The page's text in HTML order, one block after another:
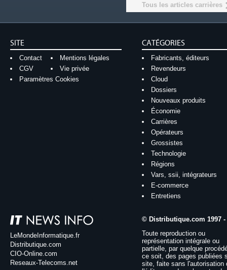
Tous les articles carrières
SITE
Contact
Mentions légales
CGV
Vie privée
Paramètres Cookies
CATÉGORIES
Fabricants, éditeurs
Revendeurs
Cloud
Dossiers
Nouveaux produits
Économie
Carrières
Opérateurs
Grossistes
Technologie
Régions
Vars, ssii, intégrateurs
E-commerce
Entretiens
LeMondeInformatique.fr
Distributique.com
CIO-Online.com
Reseaux-Telecoms.net
© Distributique.com 1997 -
Toute reproduction ou
représentation intégrale ou
partielle, par quelque
ce soit, des pages publiées
site, faite sans l'autorisation